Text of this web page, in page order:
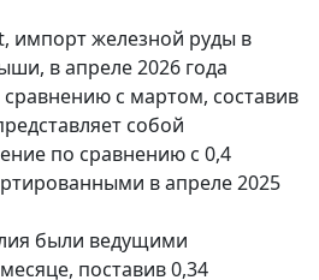
железной руды в
в апреле 2026 года
сравнению с мартом, составив
собой
по сравнению с 0,4
в апреле 2025
были ведущими
поставив 0,34